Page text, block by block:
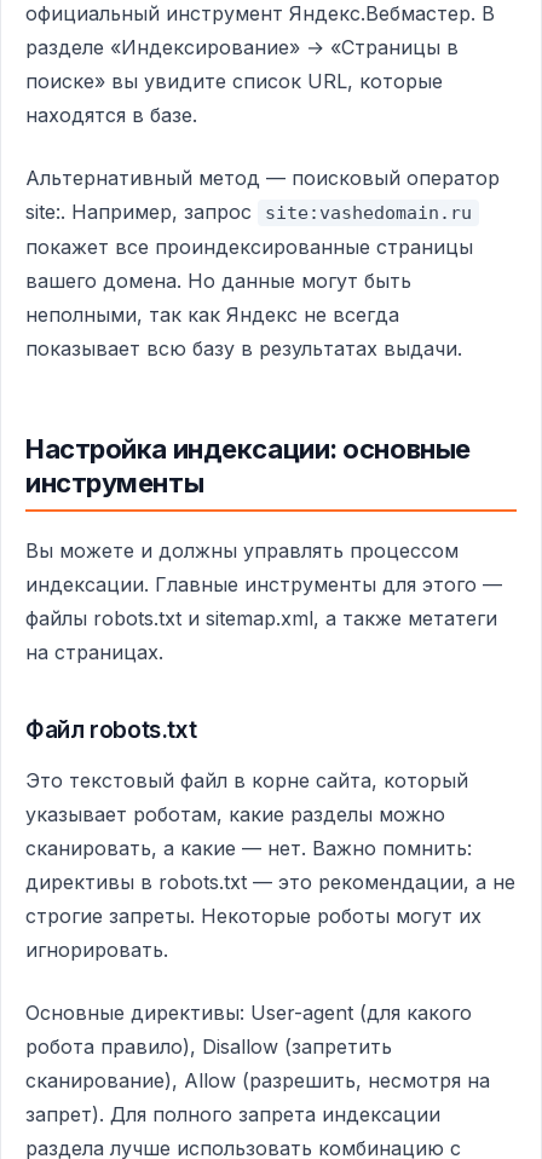
официальный инструмент Яндекс.Вебмастер. В
разделе «Индексирование» → «Страницы в
поиске» вы увидите список URL, которые
находятся в базе.
Альтернативный метод — поисковый оператор
site:. Например, запрос
site:vashedomain.ru
покажет все проиндексированные страницы
вашего домена. Но данные могут быть
неполными, так как Яндекс не всегда
показывает всю базу в результатах выдачи.
Настройка индексации: основные
инструменты
Вы можете и должны управлять процессом
индексации. Главные инструменты для этого —
файлы robots.txt и sitemap.xml, а также метатеги
на страницах.
Файл robots.txt
Это текстовый файл в корне сайта, который
указывает роботам, какие разделы можно
сканировать, а какие — нет. Важно помнить:
директивы в robots.txt — это рекомендации, а не
строгие запреты. Некоторые роботы могут их
игнорировать.
Основные директивы: User-agent (для какого
робота правило), Disallow (запретить
сканирование), Allow (разрешить, несмотря на
запрет). Для полного запрета индексации
раздела лучше использовать комбинацию с